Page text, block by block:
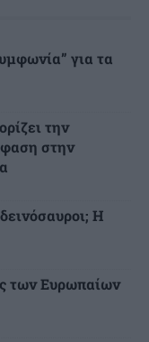
για τα
την
στην
Η
των Ευρωπαίων